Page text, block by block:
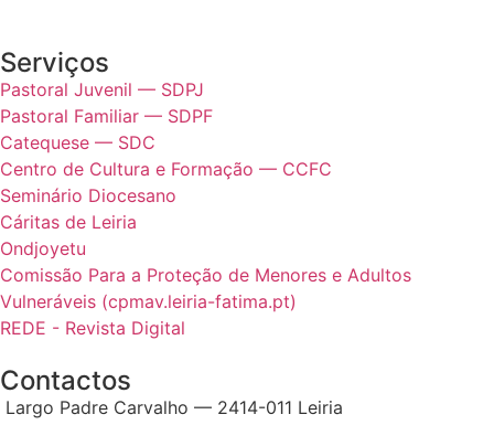
Serviços
Pastoral Juvenil — SDPJ
Pastoral Familiar — SDPF
Catequese — SDC
Centro de Cultura e Formação — CCFC
Seminário Diocesano
Cáritas de Leiria
Ondjoyetu
Comissão Para a Proteção de Menores e Adultos
Vulneráveis (cpmav.leiria-fatima.pt)
REDE - Revista Digital
Contactos
Largo Padre Carvalho — 2414-011 Leiria